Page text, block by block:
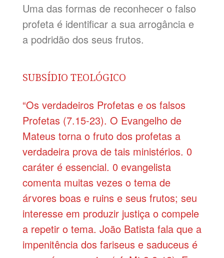
Uma das formas de reconhecer o falso
profeta é identificar a sua arrogância e
a podridão dos seus frutos.
SUBSÍDIO TEOLÓGICO
“Os verdadeiros Profetas e os falsos
Profetas (7.15-23). O Evangelho de
Mateus torna o fruto dos profetas a
verdadeira prova de tais ministérios. 0
caráter é essencial. 0 evangelista
comenta muitas vezes o tema de
árvores boas e ruins e seus frutos; seu
interesse em produzir justiça o compele
a repetir o tema. João Batista fala que a
impenitência dos fariseus e saduceus é